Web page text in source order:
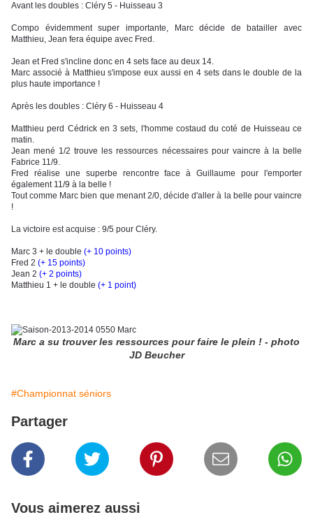
Avant les doubles : Cléry 5 - Huisseau 3
Compo évidemment super importante, Marc décide de batailler avec
Matthieu, Jean fera équipe avec Fred.
Jean et Fred s'incline donc en 4 sets face au deux 14.
Marc associé à Matthieu s'impose eux aussi en 4 sets dans le double de la
plus haute importance !
Après les doubles : Cléry 6 - Huisseau 4
Matthieu perd Cédrick en 3 sets, l'homme costaud du coté de Huisseau ce
matin.
Jean mené 1/2 trouve les ressources nécessaires pour vaincre à la belle
Fabrice 11/9.
Fred réalise une superbe rencontre face à Guillaume pour l'emporter
également 11/9 à la belle !
Tout comme Marc bien que menant 2/0, décide d'aller à la belle pour vaincre
!
La victoire est acquise : 9/5 pour Cléry.
Marc 3 + le double (+ 10 points)
Fred 2 (+ 15 points)
Jean 2 (+ 2 points)
Matthieu 1 + le double (+ 1 point)
Marc a su trouver les ressources pour faire le plein ! - photo
JD Beucher
#Championnat séniors
Partager
Vous aimerez aussi